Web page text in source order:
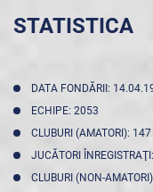
STATISTICA
DATA FONDĂRII:
ECHIPE: 2053
CLUBURI (AMATORI): 147
JUCĂTORI
CLUBURI (NON-